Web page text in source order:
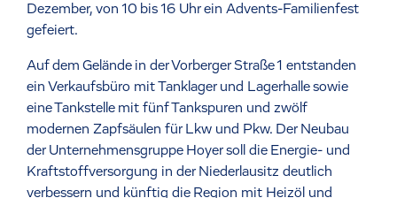
Dezember, von 10 bis 16 Uhr ein Advents-Familienfest
gefeiert.
Auf dem Gelände in der Vorberger Straße 1 entstanden
ein Verkaufsbüro mit Tanklager und Lagerhalle sowie
eine Tankstelle mit fünf Tankspuren und zwölf
modernen Zapfsäulen für Lkw und Pkw. Der Neubau
der Unternehmensgruppe Hoyer soll die Energie- und
Kraftstoffversorgung in der Niederlausitz deutlich
verbessern und künftig die Region mit Heizöl und